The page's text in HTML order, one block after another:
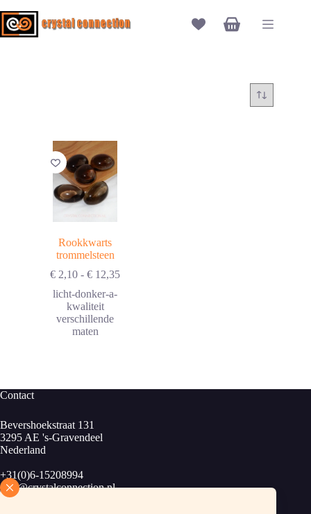
naar
de
Winkelwagen
Rookkwarts
trommelsteen
€ 2,10 - € 12,35Prijsklasse:
licht-donker-a-
kwaliteit
verschillende
maten
Contact
Bevershoekstraat 131
3295 AE 's-Gravendeel
Nederland
+31(0)6-15208994
info@crystalconnection.nl